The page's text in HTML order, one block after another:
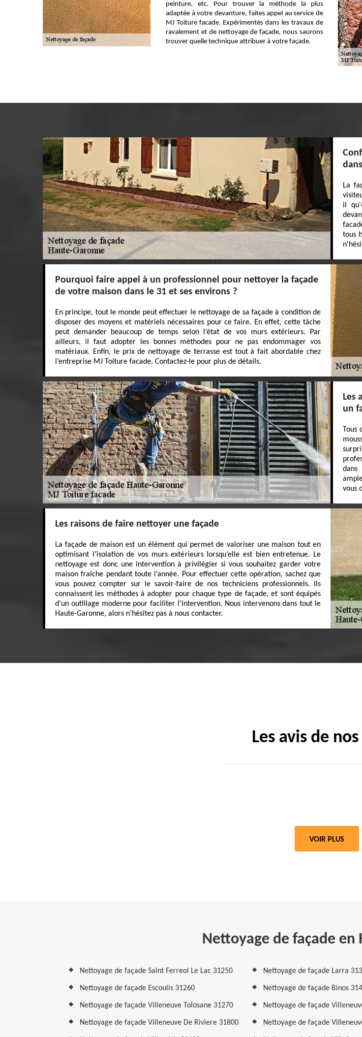
peinture, etc. Pour trouver la méthode la plus
adaptée à votre devanture, faites appel au service de
MJ Toiture facade. Expérimentés dans les travaux de
ravalement et de nettoyage de façade, nous saurons
trouver quelle technique attribuer à votre façade.
La
il
tous
Pourquoi faire appel à un professionnel pour nettoyer la façade
de votre maison dans le 31 et ses environs ?
En principe, tout le monde peut effectuer le nettoyage de sa façade à condition de
disposer des moyens et matériels nécessaires pour ce faire. En effet, cette tâche
peut demander beaucoup de temps selon l’état de vos murs extérieurs. Par
ailleurs, il faut adopter les bonnes méthodes pour ne pas endommager vos
matériaux. Enfin, le prix de nettoyage de terrasse est tout à fait abordable chez
l’entreprise MJ Toiture facade. Contactez-le pour plus de détails.
Les
un
Tous
dans
vous
Les raisons de faire nettoyer une façade
La façade de maison est un élément qui permet de valoriser une maison tout en
optimisant l’isolation de vos murs extérieurs lorsqu’elle est bien entretenue. Le
nettoyage est donc une intervention à privilégier si vous souhaitez garder votre
maison fraîche pendant toute l’année. Pour effectuer cette opération, sachez que
vous pouvez compter sur le savoir-faire de nos techniciens professionnels. Ils
connaissent les méthodes à adopter pour chaque type de façade, et sont équipés
d’un outillage moderne pour faciliter l’intervention. Nous intervenons dans tout le
Haute-Garonne, alors n’hésitez pas à nous contacter.
Les avis de
VOIR PLUS
Nettoyage de façade en
Nettoyage de façade Saint Ferreol Le Lac 31250 Nettoyage de façade Larra
Nettoyage de façade Escoulis 31260 Nettoyage de façade Binos
Nettoyage de façade Villeneuve Tolosane 31270 Nettoyage de façade
Nettoyage de façade Villeneuve De Riviere 31800 Nettoyage de façade